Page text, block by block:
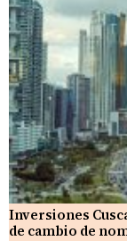
Inversiones
de cambio de